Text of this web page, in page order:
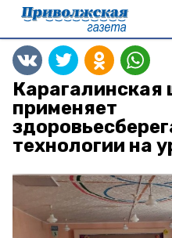
применяет
технологии на